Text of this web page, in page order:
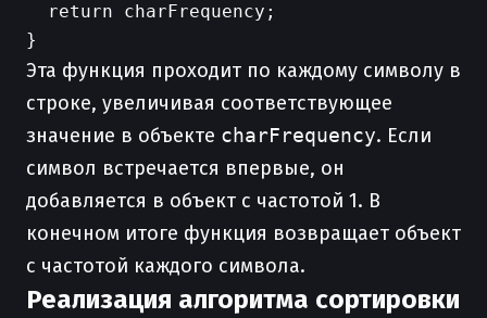
  return charFrequency;
Эта функция проходит по каждому символу в
строке, увеличивая соответствующее
значение в объекте charFrequency. Если
символ встречается впервые, он
добавляется в объект с частотой 1. В
конечном итоге функция возвращает объект
с частотой каждого символа.
Реализация алгоритма сортировки